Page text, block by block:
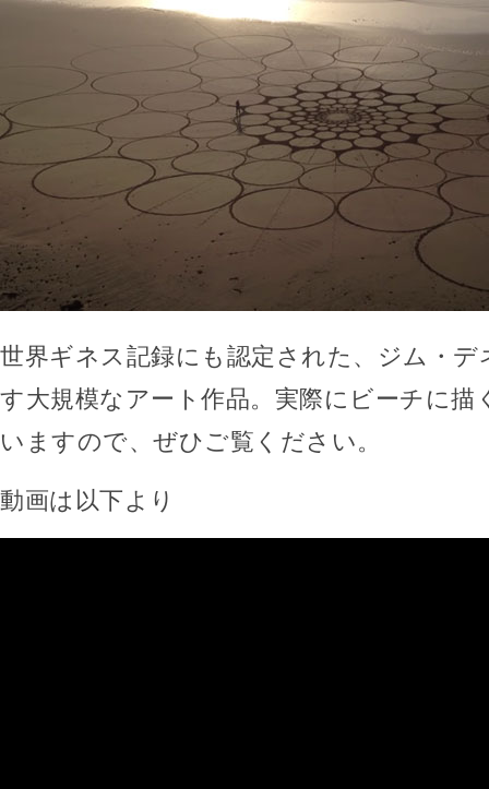
世界ギネス記録にも認定された、ジム・
す大規模なアート作品。実際にビーチに描
いますので、ぜひご覧ください。
動画は以下より